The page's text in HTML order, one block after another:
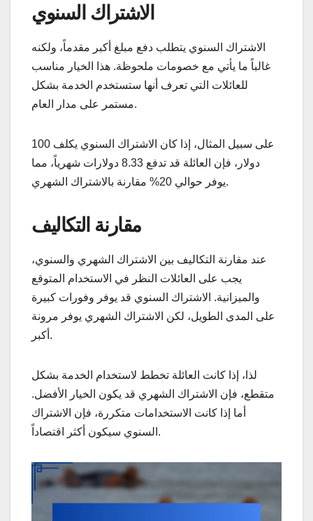
الاشتراك السنوي
الاشتراك السنوي يتطلب دفع مبلغ أكبر مقدماً، ولكنه
غالباً ما يأتي مع خصومات ملحوظة. هذا الخيار مناسب
للعائلات التي تعرف أنها ستستخدم الخدمة بشكل
مستمر على مدار العام.
على سبيل المثال، إذا كان الاشتراك السنوي يكلف 100
دولار، فإن العائلة قد تدفع 8.33 دولارات شهرياً، مما
يوفر حوالي 20% مقارنة بالاشتراك الشهري.
مقارنة التكاليف
عند مقارنة التكاليف بين الاشتراك الشهري والسنوي،
يجب على العائلات النظر في الاستخدام المتوقع
والميزانية. الاشتراك السنوي قد يوفر وفورات كبيرة
على المدى الطويل، لكن الاشتراك الشهري يوفر مرونة
أكبر.
لذا، إذا كانت العائلة تخطط لاستخدام الخدمة بشكل
متقطع، فإن الاشتراك الشهري قد يكون الخيار الأفضل.
أما إذا كانت الاستخدامات متكررة، فإن الاشتراك
السنوي سيكون أكثر اقتصاداً.